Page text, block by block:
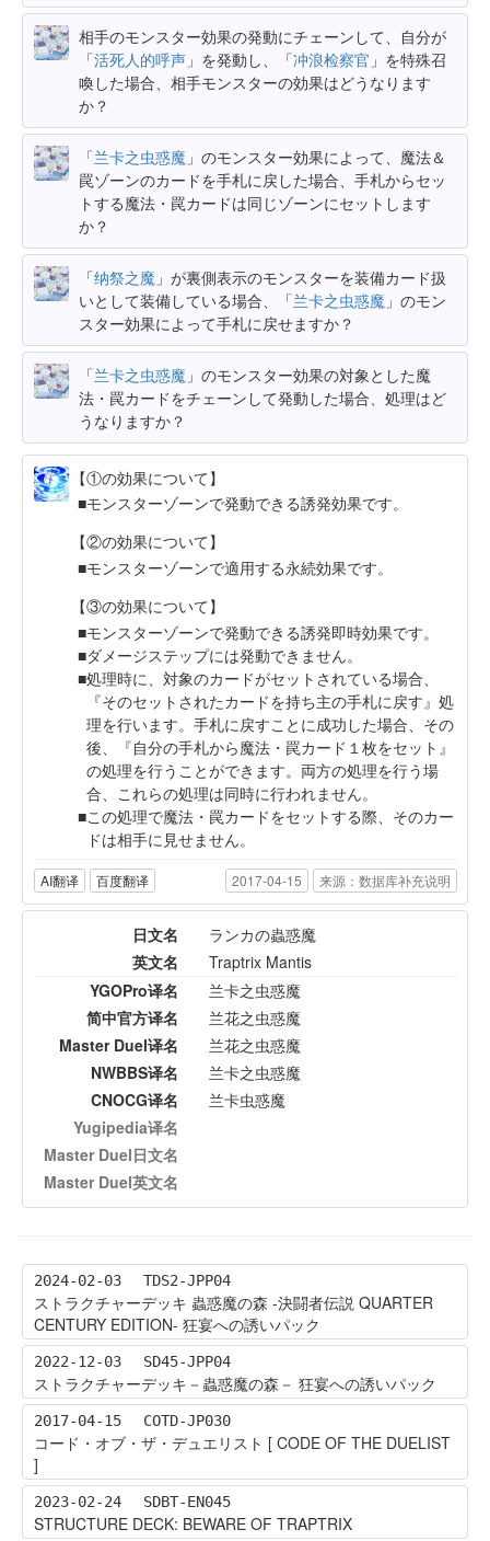
相手のモンスター効果の発動にチェーンして、自分が
「活死人的呼声 」を発動し、「冲浪检察官 」を特殊召
喚した場合、相手モンスターの効果はどうなります
か？
「兰卡之虫惑魔 」のモンスター効果によって、魔法＆
罠ゾーンのカードを手札に戻した場合、手札からセッ
トする魔法・罠カードは同じゾーンにセットします
か？
「纳祭之魔 」が裏側表示のモンスターを装備カード扱
いとして装備している場合、「兰卡之虫惑魔 」のモン
スター効果によって手札に戻せますか？
「兰卡之虫惑魔 」のモンスター効果の対象とした魔
法・罠カードをチェーンして発動した場合、処理はど
うなりますか？
【①の効果について】
モンスターゾーンで発動できる誘発効果です。
【②の効果について】
モンスターゾーンで適用する永続効果です。
【③の効果について】
モンスターゾーンで発動できる誘発即時効果です。
ダメージステップには発動できません。
処理時に、対象のカードがセットされている場合、
『そのセットされたカードを持ち主の手札に戻す』処
理を行います。手札に戻すことに成功した場合、その
後、『自分の手札から魔法・罠カード１枚をセット』
の処理を行うことができます。両方の処理を行う場
合、これらの処理は同時に行われません。
この処理で魔法・罠カードをセットする際、そのカー
ドは相手に見せません。
AI翻译 百度翻译 2017-04-15 来源：数据库补充说明
日文名
ランカの蟲惑魔
英文名
Traptrix Mantis
YGOPro译名
兰卡之虫惑魔
简中官方译名
兰花之虫惑魔
Master Duel译名
兰花之虫惑魔
NWBBS译名
兰卡之虫惑魔
CNOCG译名
兰卡虫惑魔
Yugipedia译名
Master Duel日文名
Master Duel英文名
2024-02-03 TDS2-JPP04
ストラクチャーデッキ 蟲惑魔の森 -決闘者伝説 QUARTER
CENTURY EDITION- 狂宴への誘いパック
2022-12-03 SD45-JPP04
ストラクチャーデッキ－蟲惑魔の森－ 狂宴への誘いパック
2017-04-15 COTD-JP030
コード・オブ・ザ・デュエリスト [ CODE OF THE DUELIST
]
2023-02-24 SDBT-EN045
STRUCTURE DECK: BEWARE OF TRAPTRIX